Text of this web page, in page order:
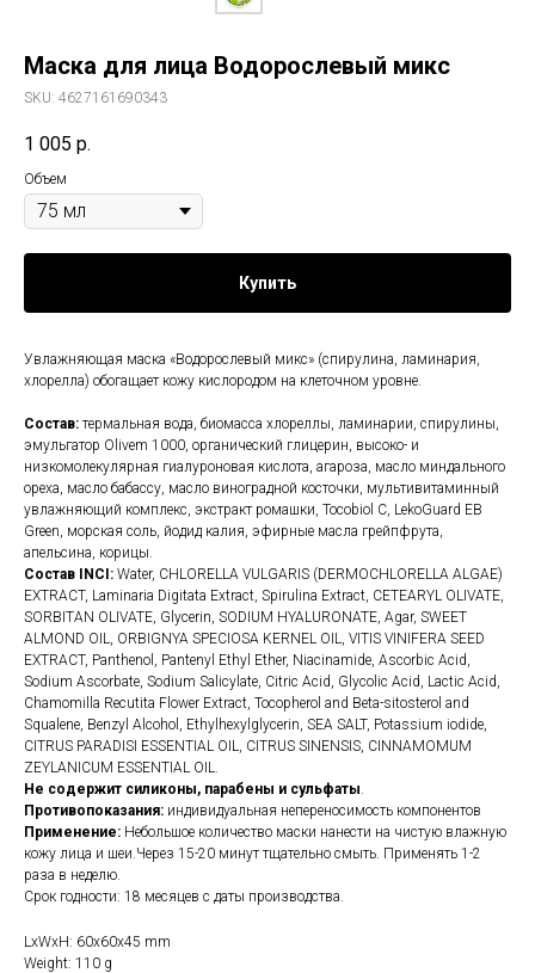
Маска для лица Водорослевый микс
SKU: 4627161690343
1 005 р.
Объем
Купить
Увлажняющая маска «Водорослевый микс» (спирулина, ламинария,
хлорелла) обогащает кожу кислородом на клеточном уровне.
Состав: термальная вода, биомасса хлореллы, ламинарии, спирулины,
эмульгатор Olivem 1000, органический глицерин, высоко- и
низкомолекулярная гиалуроновая кислота, агароза, масло миндального
ореха, масло бабассу, масло виноградной косточки, мультивитаминный
увлажняющий комплекc, экстракт ромашки, Tocobiol C, LekoGuard EB
Green, морская соль, йодид калия, эфирные масла грейпфрута,
апельсина, корицы.
Состав
INCI: Water, CHLORELLA VULGARIS (DERMOCHLORELLA ALGAE)
EXTRACT, Laminaria Digitata Extract, Spirulina Extract, CETEARYL OLIVATE,
SORBITAN OLIVATE, Glycerin, SODIUM HYALURONATE, Agar, SWEET
ALMOND OIL, ORBIGNYA SPECIOSA KERNEL OIL, VITIS VINIFERA SEED
EXTRACT, Panthenol, Pantenyl Ethyl Ether, Niacinamide, Ascorbic Acid,
Sodium Ascorbate, Sodium Salicylate, Citric Acid, Glycolic Acid, Lactic Acid,
Chamomilla Recutita Flower Extract, Tocopherol and Beta-sitosterol and
Squalene, Benzyl Alcohol, Ethylhexylglycerin, SEA SALT, Potassium iodide,
CITRUS PARADISI ESSENTIAL OIL, CITRUS SINENSIS, CINNAMOMUM
ZEYLANICUM ESSENTIAL OIL.
Не содержит силиконы, парабены и сульфаты.
Противопоказания: индивидуальная непереносимость компонентов
Применение: Небольшое количество маски нанести на чистую влажную
кожу лица и шеи.Через 15-20 минут тщательно смыть. Применять 1-2
раза в неделю.
Срок годности: 18 месяцев с даты производства.
LxWxH: 60x60x45 mm
Weight: 110 g